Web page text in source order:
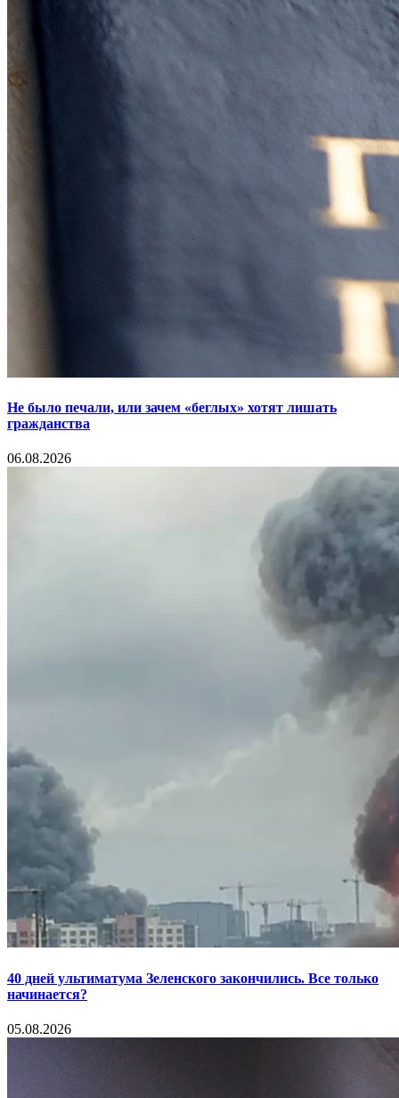
Не было печали, или зачем «беглых» хотят лишать
гражданства
06.08.2026
40 дней ультиматума Зеленского закончились. Все только
начинается?
05.08.2026